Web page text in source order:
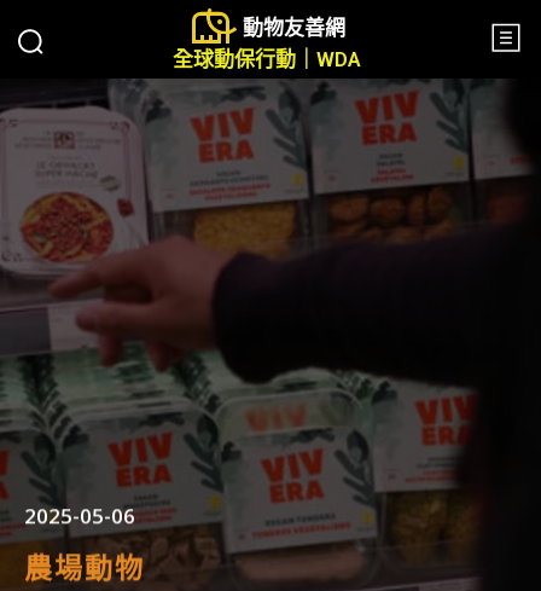
動物友善網
全球動保行動｜WDA
2025-05-06
農場動物